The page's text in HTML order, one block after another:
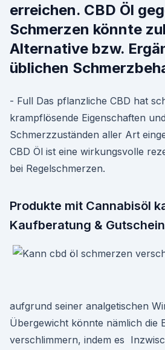
erreichen. CBD Öl
Schmerzen könnte
Alternative bzw.
üblichen
- Full Das pflanzliche CBD hat
krampflösende Eigenschaften
Schmerzzuständen aller Art
CBD Öl ist eine wirkungsvolle
bei Regelschmerzen.
Produkte mit Cannabisöl
Kaufberatung &
aufgrund seiner analgetischen
Übergewicht könnte nämlich die
verschlimmern, indem es